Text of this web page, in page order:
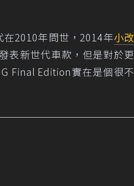
2010年問世，2014年小改
表新世代車款，但是對於更
Final Edition實在是個很不